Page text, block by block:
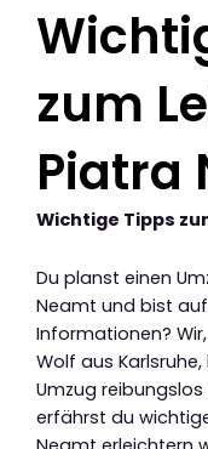
zum
Piatra
Wichtige Tipps
Du planst einen
Neamt und bist
Informationen?
Wolf aus
Umzug
erfährst du